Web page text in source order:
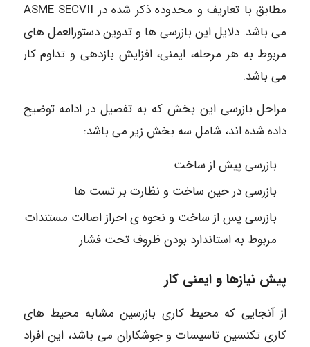
مطابق با تعاریف و محدوده ذکر شده در ASME SECVII
می باشد. دلایل این بازرسی ها و تدوین دستورالعمل های
مربوط به هر مرحله، ایمنی، افزایش بازدهی و تداوم کار
می باشد.
مراحل بازرسی این بخش که به تفصیل در ادامه توضیح
داده شده اند، شامل سه بخش زیر می باشد:
بازرسی پیش از ساخت
بازرسی در حین ساخت و نظارت بر تست ها
بازرسی پس از ساخت و نحوه ی احراز اصالت مستندات
مربوط به استاندارد بودن ظروف تحت فشار
پیش نیازها و ایمنی کار
از آنجایی که محیط کاری بازرسین مشابه محیط های
کاری تکنسین تاسیسات و جوشکاران می باشد، این افراد